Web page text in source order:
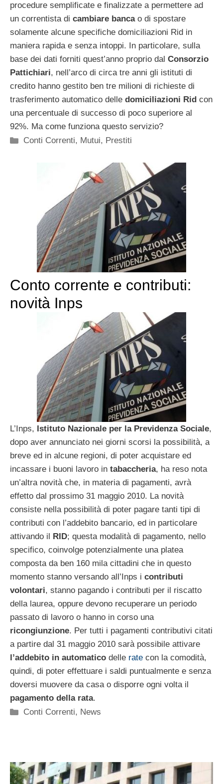
procedure semplificate e finalizzate a permettere ad
un correntista di cambiare bancao di spostare
solamente alcune specifiche domiciliazioni Rid in
maniera rapida e senza intoppi. In particolare, sulla
base dei dati forniti quest’anno proprio dal Consorzio
Pattichiari, nell’arco di circa tre anni gli istituti di
credito hanno gestito ben tre milioni di richieste di
trasferimento automatico delle domiciliazioni Rid con
una percentuale di successo di poco superiore al
92%. Ma come funziona questo servizio?
Categorie
Conti Correnti, Mutui, Prestiti
Conto corrente e contributi:
novità Inps
L’Inps, Istituto Nazionale per la Previdenza Sociale,
dopo aver annunciato nei giorni scorsi la possibilità, a
breve ed in alcune regioni, di poter acquistare ed
incassare i buoni lavoro in tabaccheria, ha reso nota
un’altra novità che, in materia di pagamenti, avrà
effetto dal prossimo 31 maggio 2010. La novità
consiste nella possibilità di poter pagare tanti tipi di
contributi con l’addebito bancario, ed in particolare
attivando il
RID; questa modalità di pagamento, nello
specifico, coinvolge potenzialmente una platea
composta da ben 160 mila cittadini che in questo
momento stanno versando all’Inps i contributi
volontari, stanno pagando i contributi per il riscatto
della laurea, oppure devono recuperare un periodo
passato di lavoro o hanno in corso una
ricongiunzione. Per tutti i pagamenti contributivi citati
a partire dal 31 maggio 2010 sarà possibile attivare
l’addebito in automatico delle rate con la comodità,
quindi, di poter effettuare i saldi puntualmente e senza
doversi muovere da casa o disporre ogni volta il
pagamento della rata.
Categorie
Conti Correnti, News